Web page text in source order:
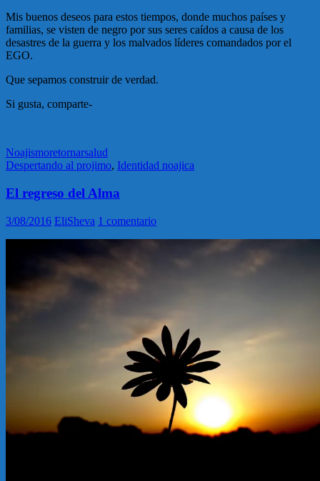
Mis buenos deseos para estos tiempos, donde muchos países y
familias, se visten de negro por sus seres caídos a causa de los
desastres de la guerra y los malvados líderes comandados por el
EGO.
Que sepamos construir de verdad.
Si gusta, comparte-
Noajismoretornarsalud
Despertando al projimo, Identidad noajica
El regreso del Alma
3/08/2016 EliSheva 1 comentario